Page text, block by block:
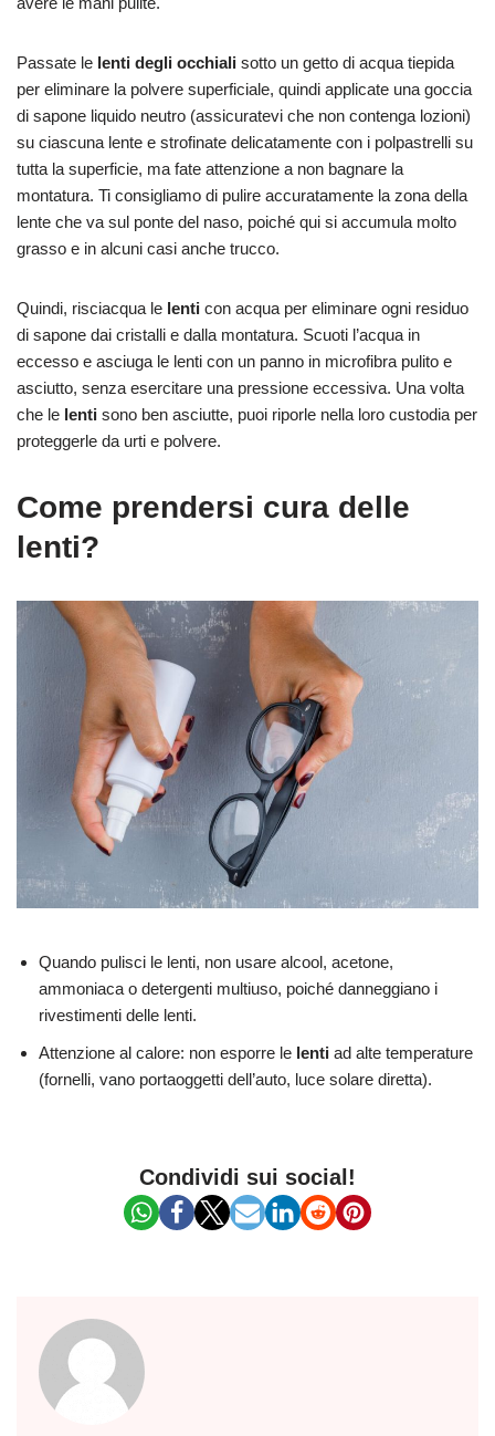
Passate le lenti degli occhiali sotto un getto di acqua tiepida
per eliminare la polvere superficiale, quindi applicate una goccia
di sapone liquido neutro (assicuratevi che non contenga lozioni)
su ciascuna lente e strofinate delicatamente con i polpastrelli su
tutta la superficie, ma fate attenzione a non bagnare la
montatura. Ti consigliamo di pulire accuratamente la zona della
lente che va sul ponte del naso, poiché qui si accumula molto
grasso e in alcuni casi anche trucco.
Quindi, risciacqua le lenti con acqua per eliminare ogni residuo
di sapone dai cristalli e dalla montatura. Scuoti l’acqua in
eccesso e asciuga le lenti con un panno in microfibra pulito e
asciutto, senza esercitare una pressione eccessiva. Una volta
che le lenti sono ben asciutte, puoi riporle nella loro custodia per
proteggerle da urti e polvere.
Come prendersi cura delle
lenti?
Quando pulisci le lenti, non usare alcool, acetone,
ammoniaca o detergenti multiuso, poiché danneggiano i
rivestimenti delle lenti.
Attenzione al calore: non esporre le lenti ad alte temperature
(fornelli, vano portaoggetti dell’auto, luce solare diretta).
Condividi sui social!